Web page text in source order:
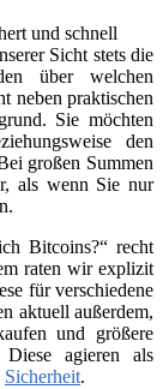
Sicht stets die
über welchen
neben praktischen
Sie möchten
den
großen Summen
als wenn Sie nur
Bitcoins?“ recht
raten wir explizit
für verschiedene
aktuell außerdem,
und größere
agieren als
Sicherheit.